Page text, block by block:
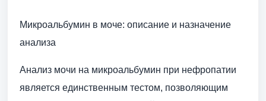
Микроальбумин в моче: описание и назначение
анализа
Анализ мочи на микроальбумин при нефропатии
является единственным тестом, позволяющим